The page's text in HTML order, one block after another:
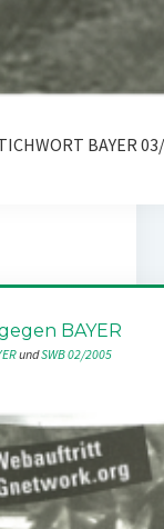
BAYER
BAYER
und SWB 02/2005